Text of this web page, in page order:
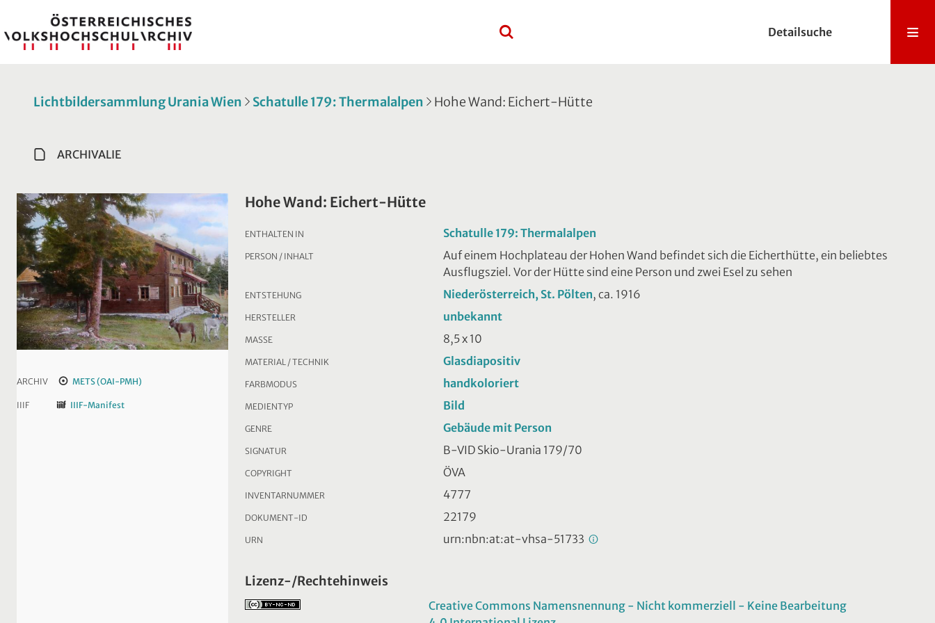
Detailsuche
Lichtbildersammlung Urania Wien Schatulle 179: Thermalalpen Hohe Wand: Eichert-Hütte
ARCHIVALIE
ARCHIV METS (OAI-PMH)
IIIF IIIF-Manifest
Hohe Wand: Eichert-Hütte
ENTHALTEN IN Schatulle 179: Thermalalpen
PERSON / INHALT
Auf einem Hochplateau der Hohen Wand befindet sich die Eicherthütte, ein beliebtes
Ausflugsziel. Vor der Hütte sind eine Person und zwei Esel zu sehen
ENTSTEHUNG Niederösterreich, St. Pölten, ca. 1916
HERSTELLER unbekannt
MASSE 8,5 x 10
MATERIAL / TECHNIK Glasdiapositiv
FARBMODUS handkoloriert
MEDIENTYP Bild
GENRE Gebäude mit Person
SIGNATUR B-VID Skio-Urania 179/70
COPYRIGHT ÖVA
INVENTARNUMMER 4777
DOKUMENT-ID 22179
URN urn:nbn:at:at-vhsa-51733
Lizenz-/Rechtehinweis
Creative Commons Namensnennung - Nicht kommerziell - Keine Bearbeitung